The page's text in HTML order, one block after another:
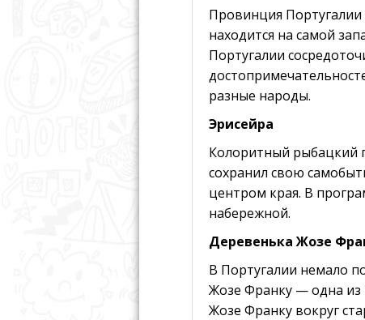
Провинция Португалии
находится на самой
Португалии
разные народы.
Эрисейра
Колоритный рыбацкий
сохранил свою
центром края. В
набережной.
Деревенька Жозе
В Португалии немало
Жозе Франку — одна из
Жозе Франку вокруг